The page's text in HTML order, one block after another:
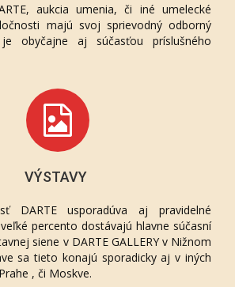
aukcia umenia, či iné umelecké
majú svoj sprievodný odborný
obyčajne aj súčasťou príslušného
VÝSTAVY
DARTE usporadúva aj pravidelné
percento dostávajú hlavne súčasní
siene v DARTE GALLERY v Nižnom
sa tieto konajú sporadicky aj v iných
, či Moskve.